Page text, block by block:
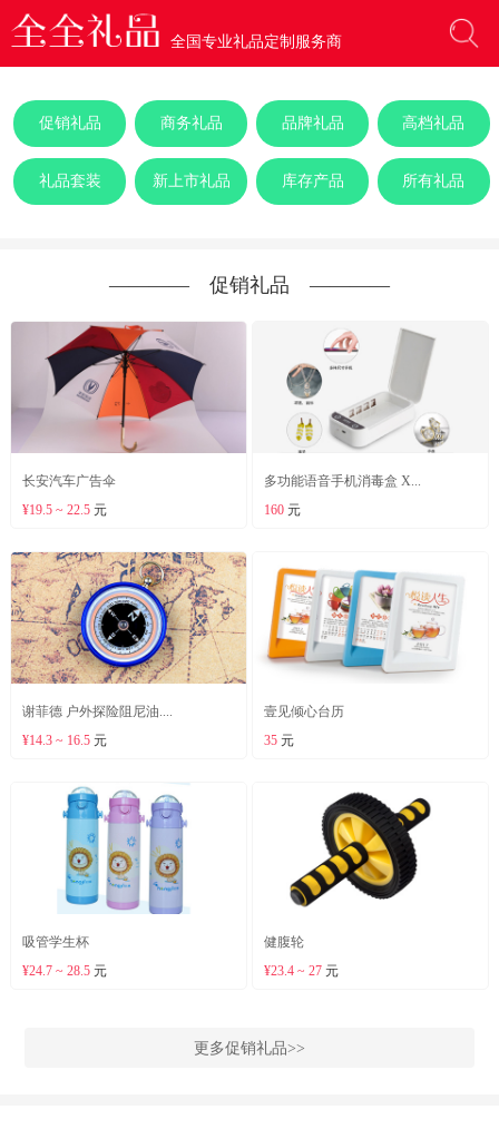
全国专业礼品定制服务商
促销礼品 商务礼品 品牌礼品 高档礼品
礼品套装 新上市礼品 库存产品 所有礼品
―――― 促销礼品 ――――
长安汽车广告伞
¥19.5 ~ 22.5元
多功能语音手机消毒盒 X...
160 元
谢菲德 户外探险阻尼油....
¥14.3 ~ 16.5元
壹见倾心台历
35 元
吸管学生杯
¥24.7 ~ 28.5元
健腹轮
¥23.4 ~ 27 元
更多促销礼品>>